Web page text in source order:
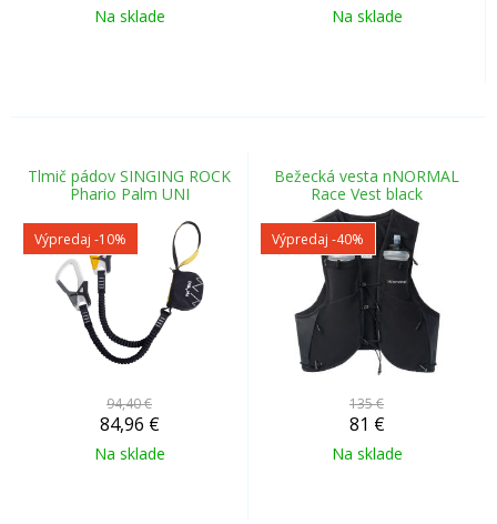
Na sklade Na sklade
Tlmič pádov SINGING ROCK
Phario Palm UNI
Výpredaj -10%
94,40 €
84,96 €
Na sklade
Bežecká vesta nNORMAL
Race Vest black
Výpredaj -40%
135 €
81 €
Na sklade